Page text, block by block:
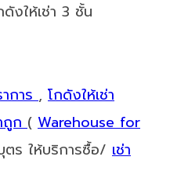
งให้เช่า 3 ชั้น
าการ, โกดังให้เช่า
ถูก( Warehouse for
ร ให้บริการซื้อ/ เช่า